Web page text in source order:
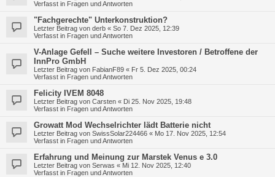
Verfasst in Fragen und Antworten
"Fachgerechte" Unterkonstruktion?
Letzter Beitrag von derb « So 7. Dez 2025, 12:39
Verfasst in Fragen und Antworten
V-Anlage Gefell – Suche weitere Investoren / Betroffene der
InnPro GmbH
Letzter Beitrag von FabianF89 « Fr 5. Dez 2025, 00:24
Verfasst in Fragen und Antworten
Felicity IVEM 8048
Letzter Beitrag von Carsten « Di 25. Nov 2025, 19:48
Verfasst in Fragen und Antworten
Growatt Mod Wechselrichter lädt Batterie nicht
Letzter Beitrag von SwissSolar224466 « Mo 17. Nov 2025, 12:54
Verfasst in Fragen und Antworten
Erfahrung und Meinung zur Marstek Venus e 3.0
Letzter Beitrag von Serwas « Mi 12. Nov 2025, 12:40
Verfasst in Fragen und Antworten